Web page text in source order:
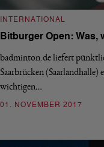
INTERNATIONAL
Bitburger Open: Was,
badminton.de liefert
Saarbrücken
wichtigen…
01. NOVEMBER 2017